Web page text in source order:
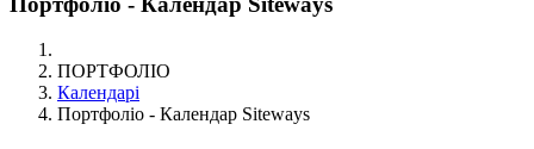
ПОРТФОЛІО
Календарі
Портфоліо - Календар Siteways